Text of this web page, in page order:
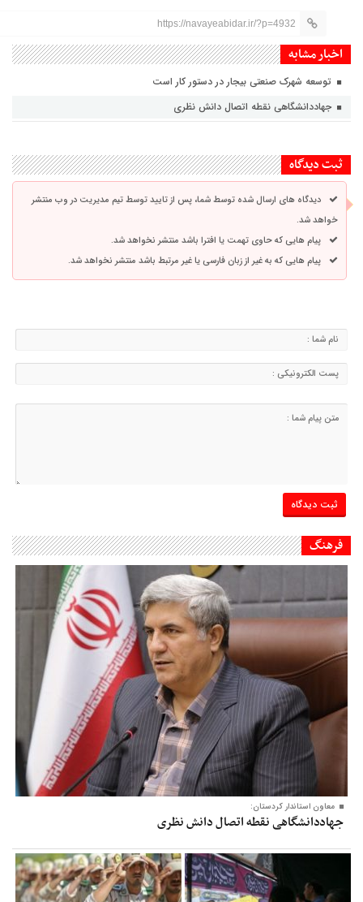
https://navayeabidar.ir/?p=4932
اخبار مشابه
توسعه شهرک صنعتی بیجار در دستور کار است
جهاددانشگاهی نقطه اتصال دانش نظری
ثبت دیدگاه
دیدگاه های ارسال شده توسط شما، پس از تایید توسط تیم مدیریت در وب منتشر
خواهد شد.
پیام هایی که حاوی تهمت یا افترا باشد منتشر نخواهد شد.
پیام هایی که به غیر از زبان فارسی یا غیر مرتبط باشد منتشر نخواهد شد.
فرهنگ
معاون‌ استاندار کردستان:
جهاددانشگاهی نقطه اتصال دانش نظری